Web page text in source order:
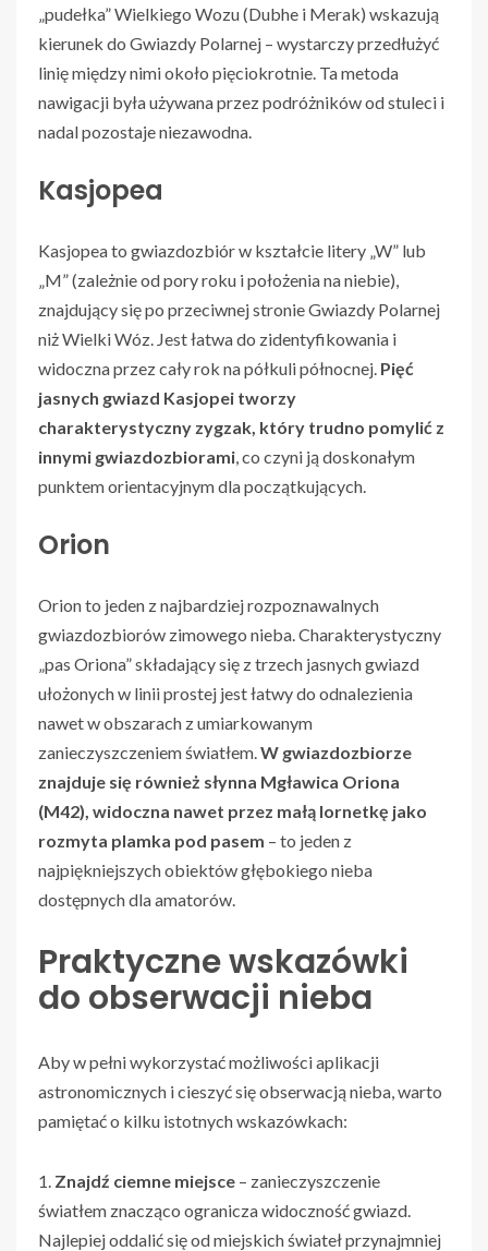
„pudełka” Wielkiego Wozu (Dubhe i Merak) wskazują
kierunek do Gwiazdy Polarnej – wystarczy przedłużyć
linię między nimi około pięciokrotnie. Ta metoda
nawigacji była używana przez podróżników od stuleci i
nadal pozostaje niezawodna.
Kasjopea
Kasjopea to gwiazdozbiór w kształcie litery „W” lub
„M” (zależnie od pory roku i położenia na niebie),
znajdujący się po przeciwnej stronie Gwiazdy Polarnej
niż Wielki Wóz. Jest łatwa do zidentyfikowania i
widoczna przez cały rok na półkuli północnej. Pięć
jasnych gwiazd Kasjopei tworzy
charakterystyczny zygzak, który trudno pomylić z
innymi gwiazdozbiorami , co czyni ją doskonałym
punktem orientacyjnym dla początkujących.
Orion
Orion to jeden z najbardziej rozpoznawalnych
gwiazdozbiorów zimowego nieba. Charakterystyczny
„pas Oriona” składający się z trzech jasnych gwiazd
ułożonych w linii prostej jest łatwy do odnalezienia
nawet w obszarach z umiarkowanym
zanieczyszczeniem światłem. W gwiazdozbiorze
znajduje się również słynna Mgławica Oriona
(M42), widoczna nawet przez małą lornetkę jako
rozmyta plamka pod pasem – to jeden z
najpiękniejszych obiektów głębokiego nieba
dostępnych dla amatorów.
Praktyczne wskazówki
do obserwacji nieba
Aby w pełni wykorzystać możliwości aplikacji
astronomicznych i cieszyć się obserwacją nieba, warto
pamiętać o kilku istotnych wskazówkach:
1. Znajdź ciemne miejsce – zanieczyszczenie
światłem znacząco ogranicza widoczność gwiazd.
Najlepiej oddalić się od miejskich świateł przynajmniej